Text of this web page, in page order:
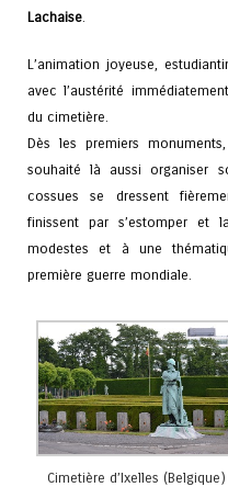
Lachaise
L’animation joyeuse,
avec l’austérité
du cimetière.
Dès les premiers
souhaité là aussi organiser
cossues se dressent
finissent par s’estomper et
modestes et à une
première guerre mondiale.
Cimetière d’Ixelles (Belgique)